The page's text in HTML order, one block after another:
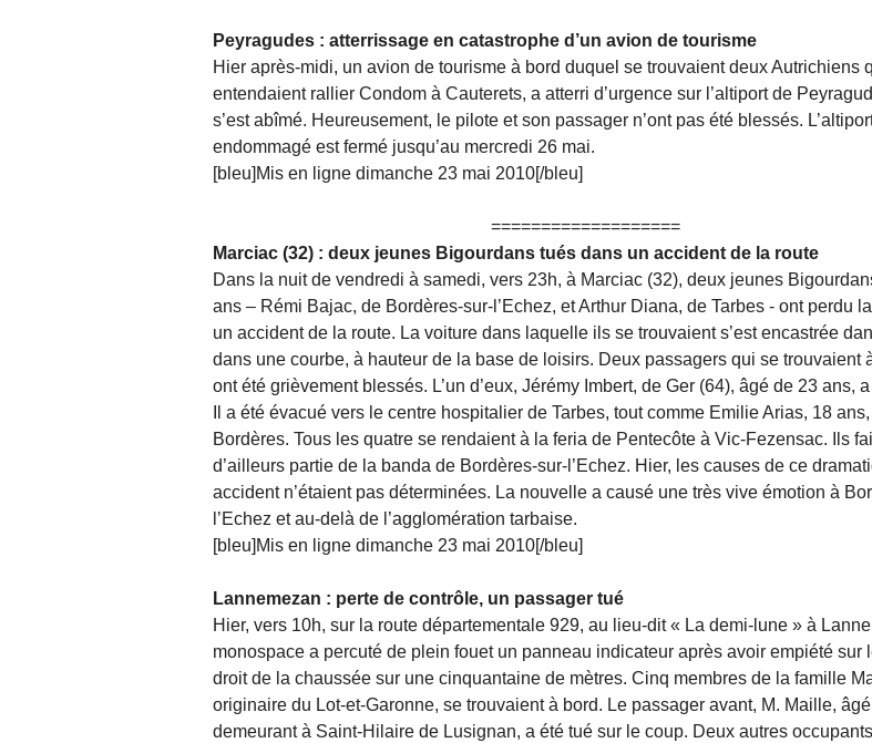
Peyragudes : atterrissage en catastrophe d’un avion de tourisme
Hier après-midi, un avion de tourisme à bord duquel se trouvaient deux Autrichiens
entendaient rallier Condom à Cauterets, a atterri d’urgence sur l’altiport de
s’est abîmé. Heureusement, le pilote et son passager n’ont pas été blessés.
endommagé est fermé jusqu’au mercredi 26 mai.
[bleu]Mis en ligne dimanche 23 mai 2010[/bleu]
===================
Marciac (32) : deux jeunes Bigourdans tués dans un accident de la route
Dans la nuit de vendredi à samedi, vers 23h, à Marciac (32), deux jeunes
ans – Rémi Bajac, de Bordères-sur-l’Echez, et Arthur Diana, de Tarbes - ont perdu
un accident de la route. La voiture dans laquelle ils se trouvaient s’est encastrée
dans une courbe, à hauteur de la base de loisirs. Deux passagers qui se trouvaient
ont été grièvement blessés. L’un d’eux, Jérémy Imbert, de Ger (64), âgé de 23 ans,
Il a été évacué vers le centre hospitalier de Tarbes, tout comme Emilie Arias, 18
Bordères. Tous les quatre se rendaient à la feria de Pentecôte à Vic-Fezensac. Ils
d’ailleurs partie de la banda de Bordères-sur-l’Echez. Hier, les causes de ce
accident n’étaient pas déterminées. La nouvelle a causé une très vive émotion à
l’Echez et au-delà de l’agglomération tarbaise.
[bleu]Mis en ligne dimanche 23 mai 2010[/bleu]
Lannemezan : perte de contrôle, un passager tué
Hier, vers 10h, sur la route départementale 929, au lieu-dit « La demi-lune » à
monospace a percuté de plein fouet un panneau indicateur après avoir empiété sur
droit de la chaussée sur une cinquantaine de mètres. Cinq membres de la famille
originaire du Lot-et-Garonne, se trouvaient à bord. Le passager avant, M. Maille,
demeurant à Saint-Hilaire de Lusignan, a été tué sur le coup. Deux autres